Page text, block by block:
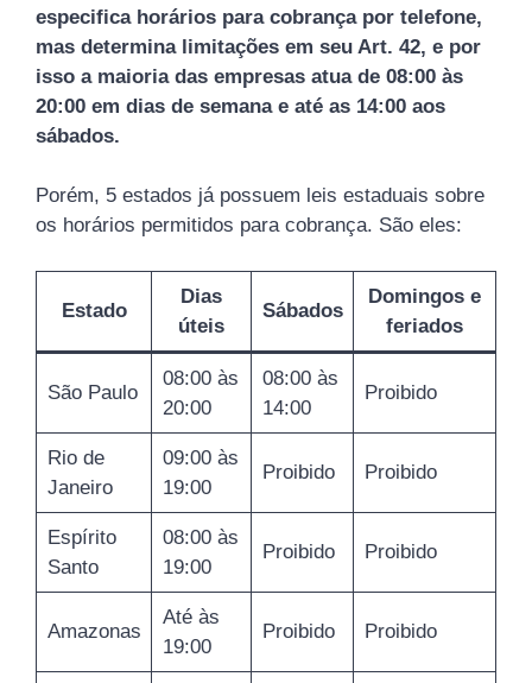
especifica horários para cobrança por telefone,
mas determina limitações em seu Art. 42, e por
isso a maioria das empresas atua de 08:00 às
20:00 em dias de semana e até as 14:00 aos
sábados.
Porém, 5 estados já possuem leis estaduais sobre
os horários permitidos para cobrança. São eles:
Estado
Dias
úteis
Sábados
Domingos e
feriados
São Paulo
08:00 às
20:00
08:00 às
14:00
Proibido
Rio de
Janeiro
09:00 às
19:00
Proibido Proibido
Espírito
Santo
08:00 às
19:00
Proibido Proibido
Amazonas
Até às
19:00
Proibido Proibido